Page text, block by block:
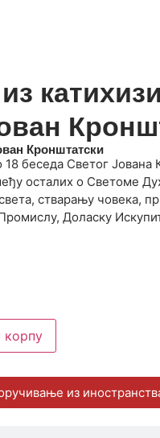
Кронштатски
18 беседа Светог Јована
осталих о Светоме
стварању човека,
Доласку
корпу
из